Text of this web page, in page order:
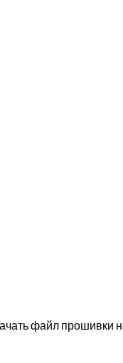
файл прошивки